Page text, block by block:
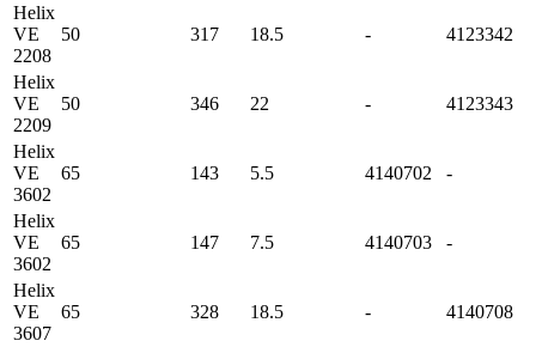
Helix
VE
2208
50 317 18.5 - 4123342
Helix
VE
2209
50 346 22 - 4123343
Helix
VE
3602
65 143 5.5 4140702 -
Helix
VE
3602
65 147 7.5 4140703 -
Helix
VE
3607
65 328 18.5 - 4140708